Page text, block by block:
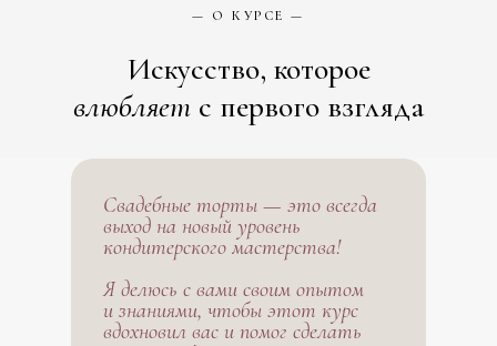
— О КУРСЕ —
Искусство, которое
влюбляет с первого взгляда
Свадебные торты — это всегда
выход на новый уровень
кондитерского мастерства!
Я делюсь с вами своим опытом
и знаниями, чтобы этот курс
вдохновил вас и помог сделать